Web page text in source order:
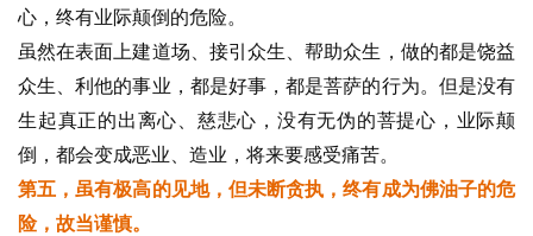
专
题
公
益
慈
善
心，终有业际颠倒的危险。
虽然在表面上建道场、接引众生、帮助众生，做的都是饶益
众生、利他的事业，都是好事，都是菩萨的行为。但是没有
生起真正的出离心、慈悲心，没有无伪的菩提心，业际颠
倒，都会变成恶业、造业，将来要感受痛苦。
第五，虽有极高的见地，但未断贪执，终有成为佛油子的危
险，故当谨慎。